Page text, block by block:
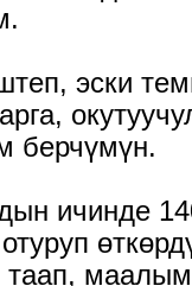
эски
берчүмүн.
ичинде
таап,